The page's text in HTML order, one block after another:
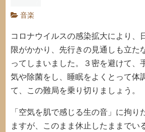
音楽
コロナウイルスの感染拡大により、
限がかかり、先行きの見通しも立た
ってしまいました。３密を避けて、
気や除菌をし、睡眠をよくとって体
て、この難局を乗り切りましょう。
「空気を肌で感じる生の音」に拘り
ますが、このまま休止したままでい